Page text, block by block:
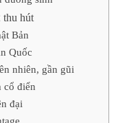
thu hút
Bản
Quốc
nhiên, gần gũi
cổ điển
đại